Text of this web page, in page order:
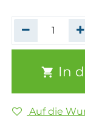
In
Auf die